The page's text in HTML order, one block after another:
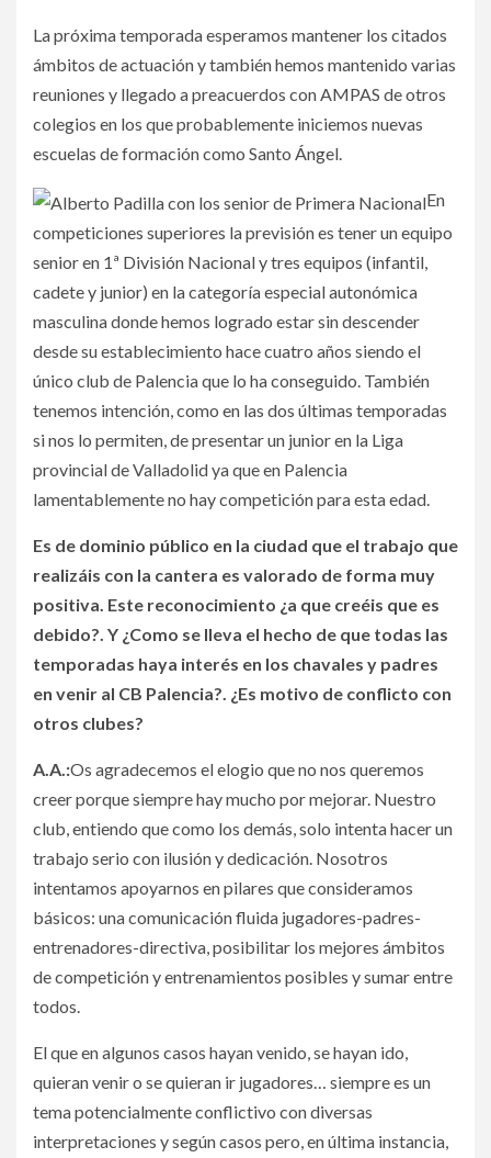
La próxima temporada esperamos mantener los citados
ámbitos de actuación y también hemos mantenido varias
reuniones y llegado a preacuerdos con AMPAS de otros
colegios en los que probablemente iniciemos nuevas
escuelas de formación como Santo Ángel.
En
competiciones superiores la previsión es tener un equipo
senior en 1ª División Nacional y tres equipos (infantil,
cadete y junior) en la categoría especial autonómica
masculina donde hemos logrado estar sin descender
desde su establecimiento hace cuatro años siendo el
único club de Palencia que lo ha conseguido. También
tenemos intención, como en las dos últimas temporadas
si nos lo permiten, de presentar un junior en la Liga
provincial de Valladolid ya que en Palencia
lamentablemente no hay competición para esta edad.
Es de dominio público en la ciudad que el trabajo que
realizáis con la cantera es valorado de forma muy
positiva. Este reconocimiento ¿a que creéis que es
debido?. Y ¿Como se lleva el hecho de que todas las
temporadas haya interés en los chavales y padres
en venir al CB Palencia?. ¿Es motivo de conflicto con
otros clubes?
A.A.:Os agradecemos el elogio que no nos queremos
creer porque siempre hay mucho por mejorar. Nuestro
club, entiendo que como los demás, solo intenta hacer un
trabajo serio con ilusión y dedicación. Nosotros
intentamos apoyarnos en pilares que consideramos
básicos: una comunicación fluida jugadores-padres-
entrenadores-directiva, posibilitar los mejores ámbitos
de competición y entrenamientos posibles y sumar entre
todos.
El que en algunos casos hayan venido, se hayan ido,
quieran venir o se quieran ir jugadores… siempre es un
tema potencialmente conflictivo con diversas
interpretaciones y según casos pero, en última instancia,